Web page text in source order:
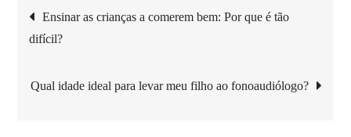
Navegação
Ensinar as crianças a comerem bem: Por que é tão
difícil?
Qual idade ideal para levar meu filho ao fonoaudiólogo?